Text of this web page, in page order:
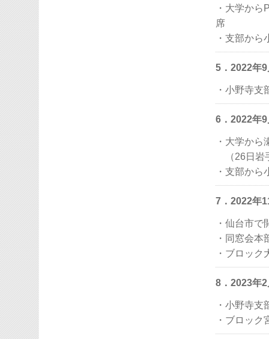
・大学か
席
・支部か
5．2022年
・小野寺
6．2022年
・大学か
（26日岩
・支部か
7．2022年
・仙台市で
・同窓会
・ブロッ
8．2023年
・小野寺
・ブロッ